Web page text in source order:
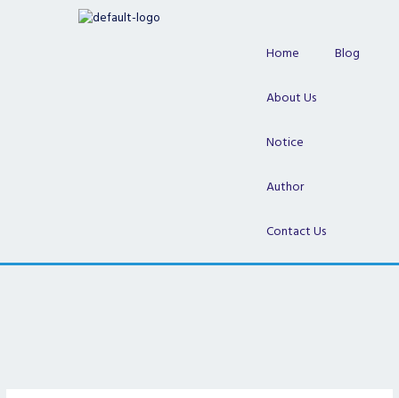
Home Blog
About Us
Notice
Author
Contact Us